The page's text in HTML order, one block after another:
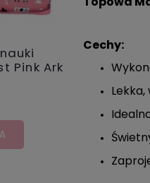
Pink Ark
Cechy: